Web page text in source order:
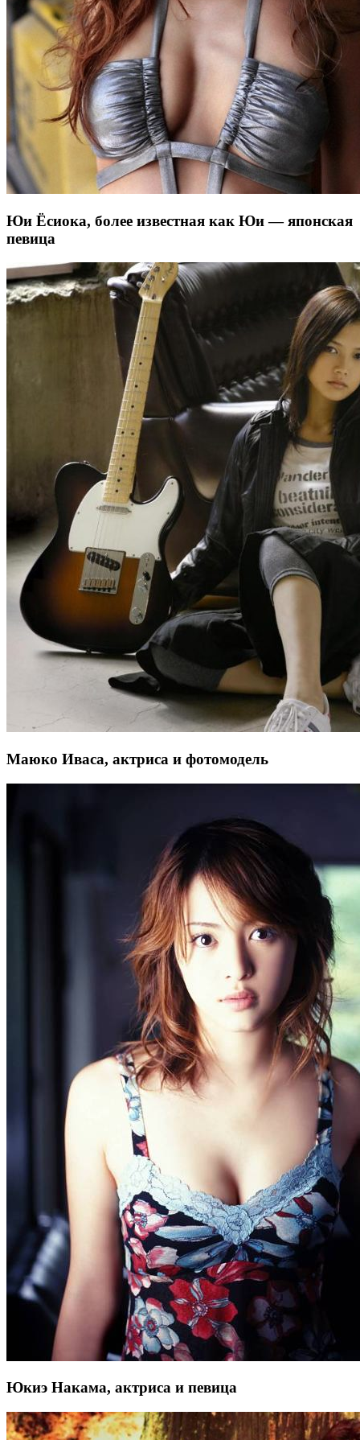
Юи Ёсиока, более известная как Юи — японская
певица
Маюко Иваса, актриса и фотомодель
Юкиэ Накама, актриса и певица